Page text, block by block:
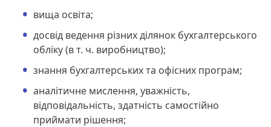
вища освіта;
досвід ведення різних ділянок бухгалтерського
обліку (в т. ч. виробництво);
знання бухгалтерських та офісних програм;
аналітичне мислення, уважність,
відповідальність, здатність самостійно
приймати рішення;